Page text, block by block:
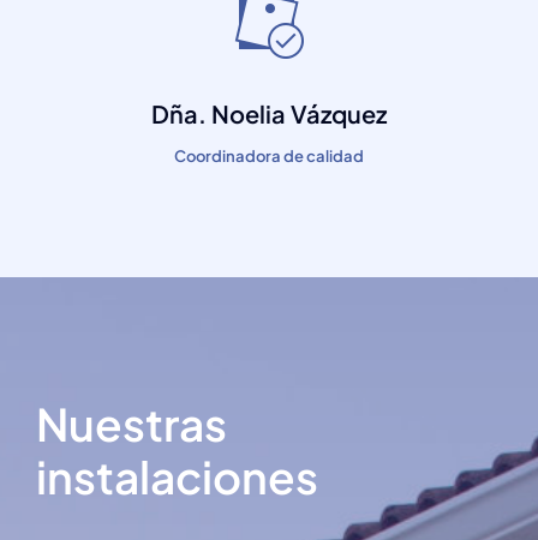
Dña. Noelia Vázquez
Coordinadora de calidad
Nuestras
instalaciones